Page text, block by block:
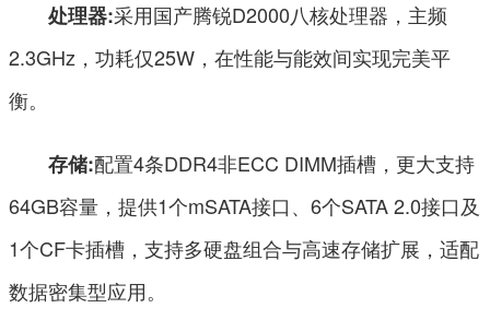
处理器:采用国产腾锐D2000八核处理器，主频
2.3GHz，功耗仅25W，在性能与能效间实现完美平
衡。
存储:配置4条DDR4非ECC DIMM插槽，更大支持
64GB容量，提供1个mSATA接口、6个SATA 2.0接口及
1个CF卡插槽，支持多硬盘组合与高速存储扩展，适配
数据密集型应用。